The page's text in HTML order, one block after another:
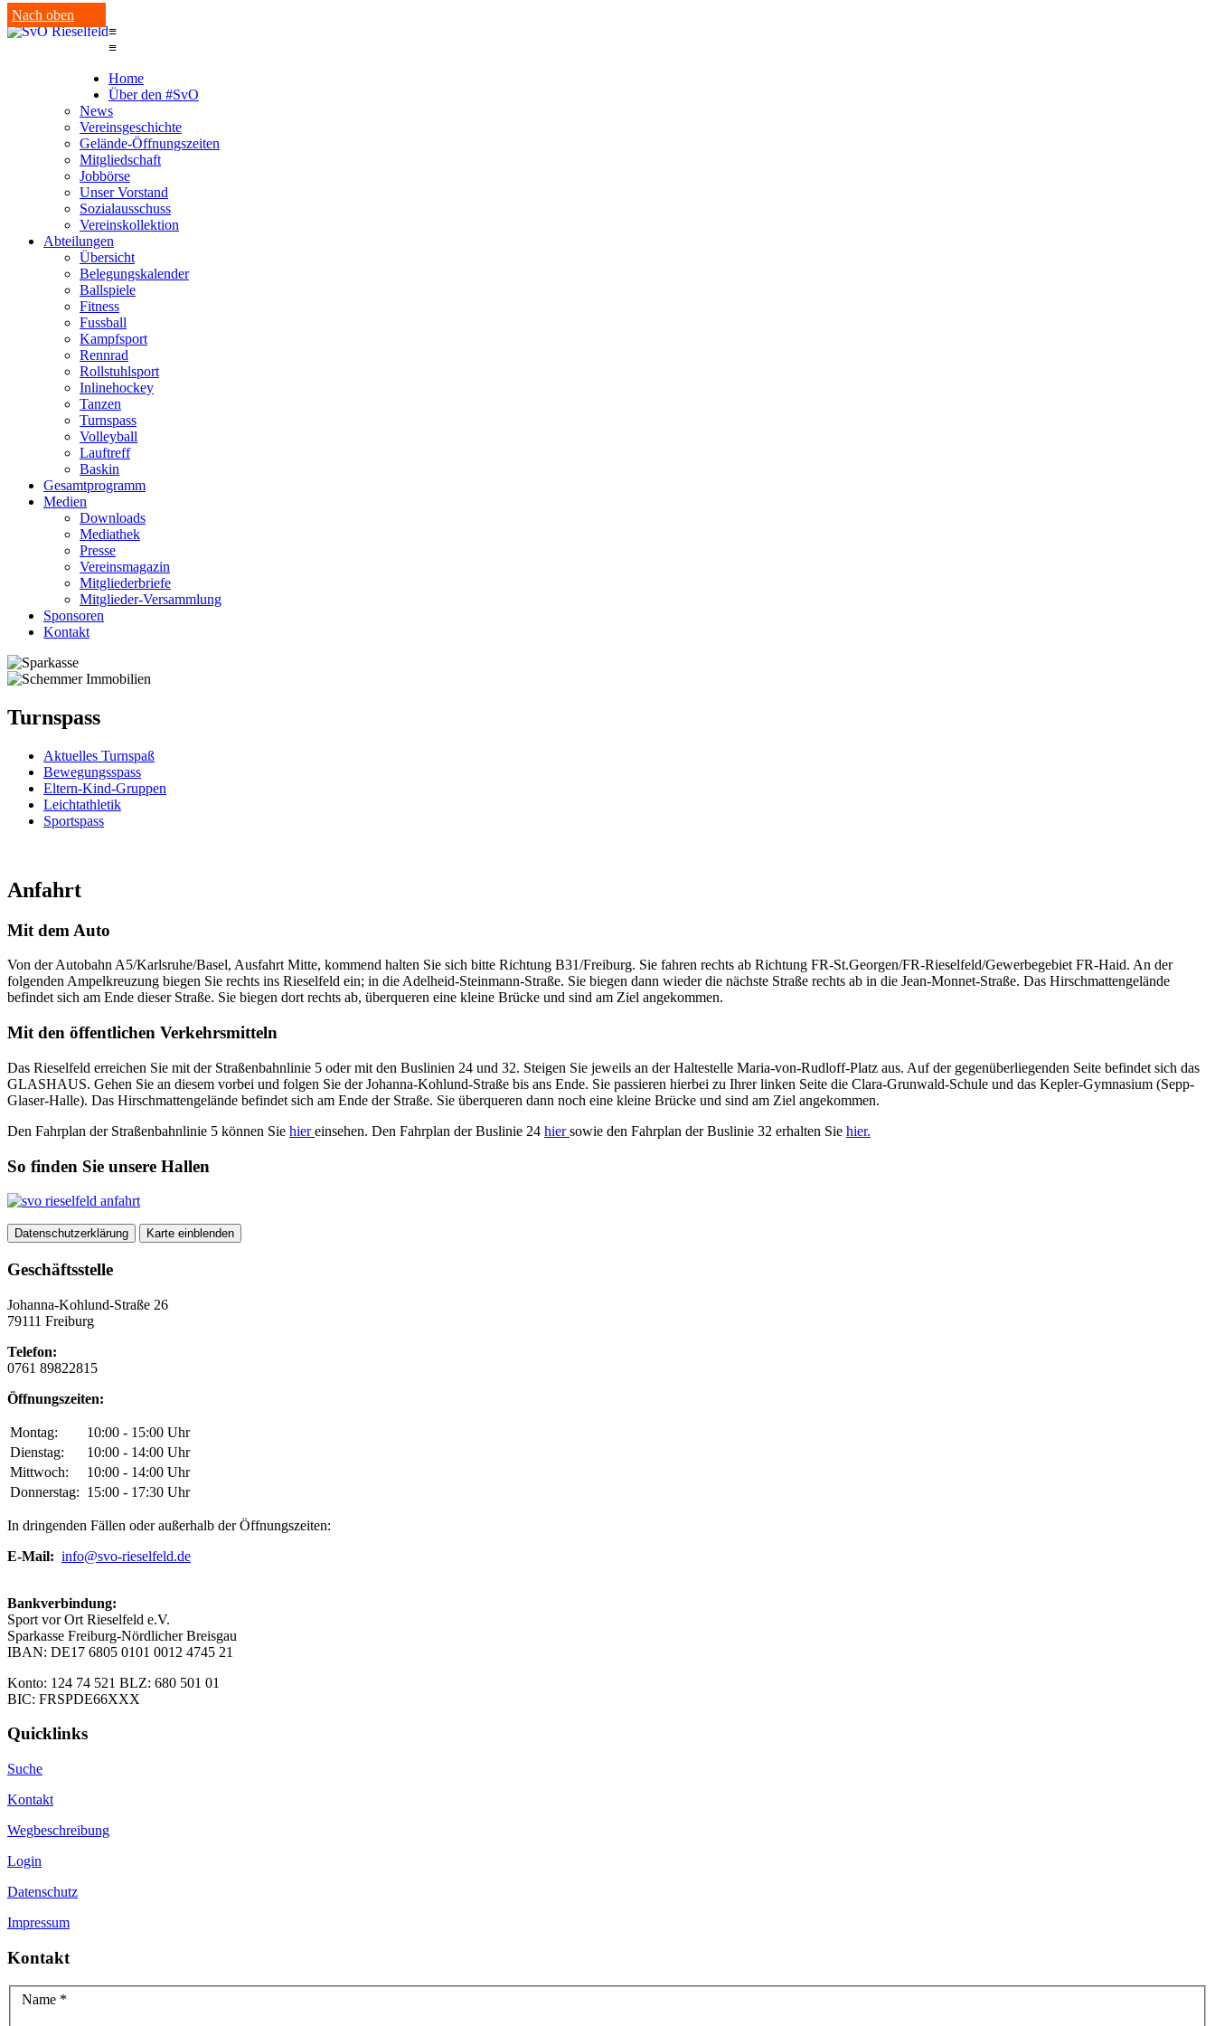
Nach oben
≡
≡
Home
Über den #SvO
News
Vereinsgeschichte
Gelände-Öffnungszeiten
Mitgliedschaft
Jobbörse
Unser Vorstand
Sozialausschuss
Vereinskollektion
Abteilungen
Übersicht
Belegungskalender
Ballspiele
Fitness
Fussball
Kampfsport
Rennrad
Rollstuhlsport
Inlinehockey
Tanzen
Turnspass
Volleyball
Lauftreff
Baskin
Gesamtprogramm
Medien
Downloads
Mediathek
Presse
Vereinsmagazin
Mitgliederbriefe
Mitglieder-Versammlung
Sponsoren
Kontakt
Turnspass
Aktuelles Turnspaß
Bewegungsspass
Eltern-Kind-Gruppen
Leichtathletik
Sportspass
Anfahrt
Mit dem Auto
Von der Autobahn A5/Karlsruhe/Basel, Ausfahrt Mitte, kommend halten Sie sich bitte Richtung B31/Freiburg. Sie fahren rechts ab Richtung FR-St.Georgen/FR-Rieselfeld/Gewerbegebiet FR-Haid. An der
folgenden Ampelkreuzung biegen Sie rechts ins Rieselfeld ein; in die Adelheid-Steinmann-Straße. Sie biegen dann wieder die nächste Straße rechts ab in die Jean-Monnet-Straße. Das Hirschmattengelände
befindet sich am Ende dieser Straße. Sie biegen dort rechts ab, überqueren eine kleine Brücke und sind am Ziel angekommen.
Mit den öffentlichen Verkehrsmitteln
Das Rieselfeld erreichen Sie mit der Straßenbahnlinie 5 oder mit den Buslinien 24 und 32. Steigen Sie jeweils an der Haltestelle Maria-von-Rudloff-Platz aus. Auf der gegenüberliegenden Seite befindet sich das
GLASHAUS. Gehen Sie an diesem vorbei und folgen Sie der Johanna-Kohlund-Straße bis ans Ende. Sie passieren hierbei zu Ihrer linken Seite die Clara-Grunwald-Schule und das Kepler-Gymnasium (Sepp-
Glaser-Halle). Das Hirschmattengelände befindet sich am Ende der Straße. Sie überqueren dann noch eine kleine Brücke und sind am Ziel angekommen.
Den Fahrplan der Straßenbahnlinie 5 können Sie hiereinsehen. Den Fahrplan der Buslinie 24 hiersowie den Fahrplan der Buslinie 32 erhalten Sie hier.
So finden Sie unsere Hallen
Datenschutzerklärung Karte einblenden
Geschäftsstelle
Johanna-Kohlund-Straße 26
79111 Freiburg
Telefon:
0761 89822815
Öffnungszeiten:
Montag:
10:00 - 15:00 Uhr
Dienstag:
10:00 - 14:00 Uhr
Mittwoch:
10:00 - 14:00 Uhr
Donnerstag: 15:00 - 17:30 Uhr
In dringenden Fällen oder außerhalb der Öffnungszeiten:
E-Mail: info@svo-rieselfeld.de
Bankverbindung:
Sport vor Ort Rieselfeld e.V.
Sparkasse Freiburg-Nördlicher Breisgau
IBAN: DE17 6805 0101 0012 4745 21
Konto: 124 74 521 BLZ: 680 501 01
BIC: FRSPDE66XXX
Quicklinks
Suche
Kontakt
Wegbeschreibung
Login
Datenschutz
Impressum
Kontakt
Name *